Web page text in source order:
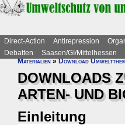
Direct-Action Antirepression
Debatten
Saasen/GI/Mittelhessen
Materialien»Download
DOWNLOADS
ARTEN- UND
Einleitung